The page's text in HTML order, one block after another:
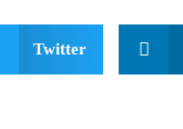
Twitter